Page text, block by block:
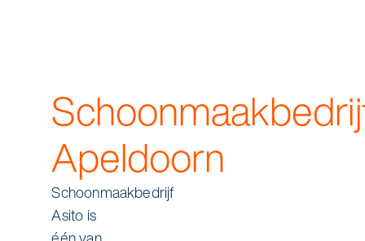
Apeldoorn
Schoonmaakbedrijf
Asito is